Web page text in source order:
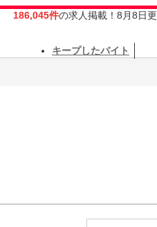
186,045件の求人掲載！8月8日
キープしたバイト